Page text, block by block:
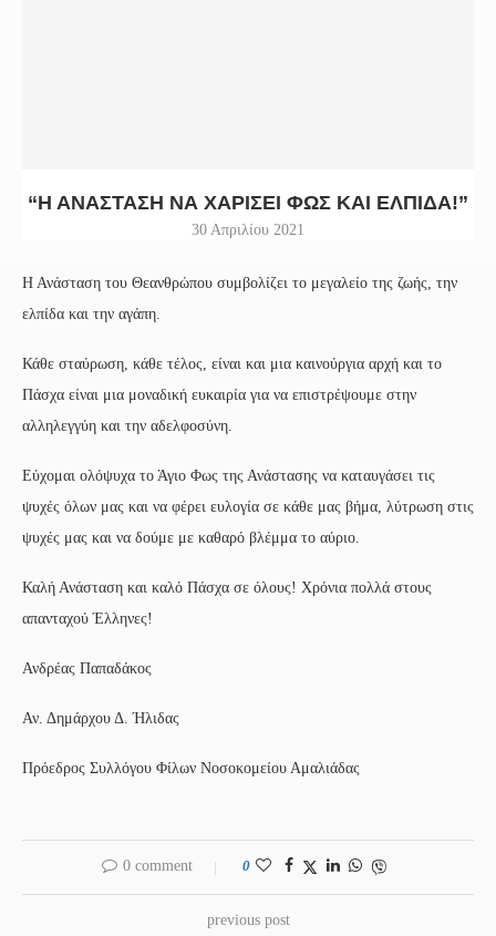
“Η ΑΝΆΣΤΑΣΗ ΝΑ ΧΑΡΊΣΕΙ ΦΩΣ ΚΑΙ ΕΛΠΊΔΑ!”
30 Απριλίου 2021
Η Ανάσταση του Θεανθρώπου συμβολίζει το μεγαλείο της ζωής, την
ελπίδα και την αγάπη.
Κάθε σταύρωση, κάθε τέλος, είναι και μια καινούργια αρχή και το
Πάσχα είναι μια μοναδική ευκαιρία για να επιστρέψουμε στην
αλληλεγγύη και την αδελφοσύνη.
Εύχομαι ολόψυχα το Άγιο Φως της Ανάστασης να καταυγάσει τις
ψυχές όλων μας και να φέρει ευλογία σε κάθε μας βήμα, λύτρωση στις
ψυχές μας και να δούμε με καθαρό βλέμμα το αύριο.
Καλή Ανάσταση και καλό Πάσχα σε όλους! Χρόνια πολλά στους
απανταχού Έλληνες!
Ανδρέας Παπαδάκος
Αν. Δημάρχου Δ. Ήλιδας
Πρόεδρος Συλλόγου Φίλων Νοσοκομείου Αμαλιάδας
0 comment 0
previous post